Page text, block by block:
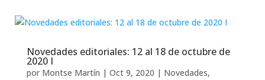
Novedades editoriales: 12 al 18 de octubre de
2020 I
por Montse Martín | Oct 9, 2020 | Novedades,